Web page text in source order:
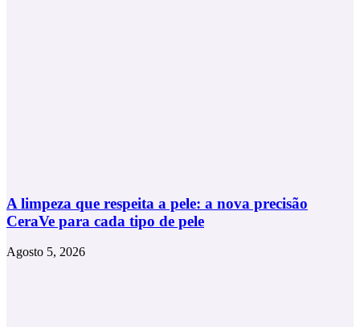
A limpeza que respeita a pele: a nova precisão
CeraVe para cada tipo de pele
Agosto 5, 2026